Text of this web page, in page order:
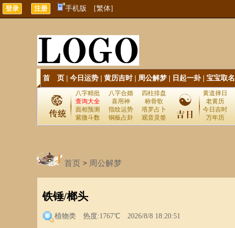
手机版 [繁体]
首 页 今日运势 黄历吉时| 周公解梦 日起一卦| 宝宝取名
八字精批 八字合婚
四柱排盘
查询大全
喜用神
称骨歌
面相预测
指纹运势
塔罗占卜
紫微斗数
铜板占卦 观音灵签
黄道择日
老黄历
今日吉时
万年历
首页 > 周公解梦
铁锤/榔头
植物类 热度:1767℃ 2026/8/8 18:20:51